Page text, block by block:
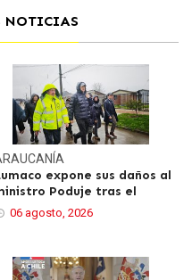
NOTICIAS
expone sus daños al
Poduje tras el
06 agosto, 2026